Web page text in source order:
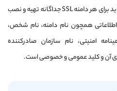
وجود چندین دامنه در یک هاست، باید برای هر دامنه SSL جداگانه تهیه و نصب
همچون نام دامنه، نام شخص،
امنیتی، نام سازمان صادر‌کننده